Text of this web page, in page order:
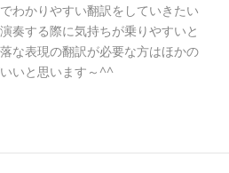
わかりやすい翻訳をしていきたい
奏する際に気持ちが乗りやすいと
な表現の翻訳が必要な方はほかの
いと思います～^^